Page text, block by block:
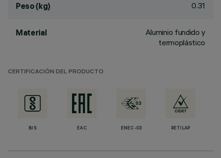
Peso (kg) 0.31
Material
Aluminio fundido y
termoplástico
CERTIFICACIÓN DEL PRODUCTO
BIS EAC ENEC-03 RETILAP